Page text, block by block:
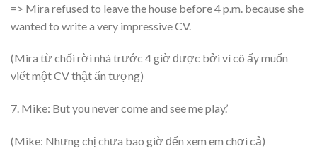
=> Mira refused to leave the house before 4 p.m. because she
wanted to write a very impressive CV.
(Mira từ chối rời nhà trước 4 giờ được bởi vì cô ấy muốn
viết một CV thật ấn tượng)
7. Mike: But you never come and see me play.’
(Mike: Nhưng chị chưa bao giờ đến xem em chơi cả)